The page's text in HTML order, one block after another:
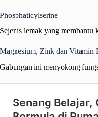
Phosphatidylserine
Sejenis lemak yang membantu
Magnesium, Zink dan Vitamin
Gabungan ini menyokong